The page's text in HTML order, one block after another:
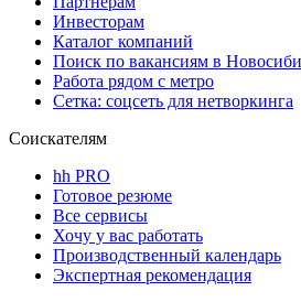
Инвесторам
Каталог компаний
Поиск по вакансиям в
Работа рядом с метро
Сетка: соцсеть для нетворкинга
Соискателям
hh PRO
Готовое резюме
Все сервисы
Хочу у вас работать
Производственный календарь
Экспертная рекомендация